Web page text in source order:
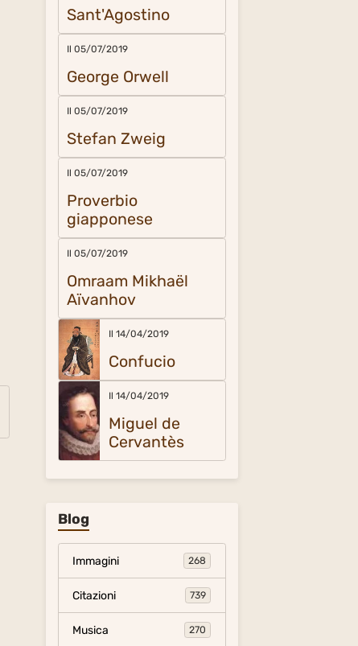
Sant'Agostino
Il 05/07/2019
George Orwell
Il 05/07/2019
Stefan Zweig
Il 05/07/2019
Proverbio
giapponese
Il 05/07/2019
Omraam Mikhaël
Aïvanhov
Il 14/04/2019
Confucio
Il 14/04/2019
Miguel de
Cervantès
Blog
Immagini 268
Citazioni 739
Musica 270